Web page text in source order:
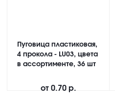
Пуговица пластиковая,
4 прокола - LU03, цвета
в ассортименте, 36 шт
от 0.70 р.